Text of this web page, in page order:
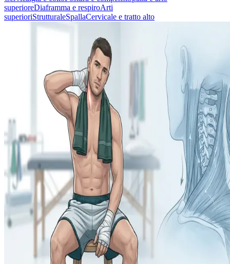
superioreDiaframma e respiroArti
superioriStrutturaleSpallaCervicale e tratto alto